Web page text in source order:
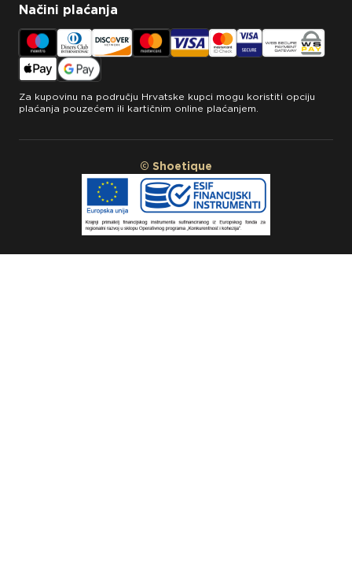
Načini plaćanja
Za kupovinu na području Hrvatske kupci mogu koristiti opciju
plaćanja pouzećem ili kartičnim online plaćanjem.
© Shoetique